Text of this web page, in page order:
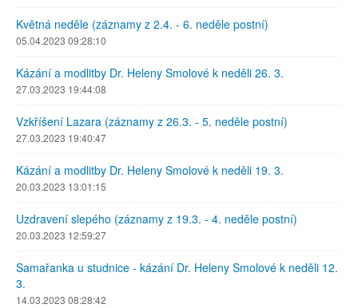
Květná neděle (záznamy z 2.4. - 6. neděle postní)
05.04.2023 09:28:10
Kázání a modlitby Dr. Heleny Smolové k neděli 26. 3.
27.03.2023 19:44:08
Vzkříšení Lazara (záznamy z 26.3. - 5. neděle postní)
27.03.2023 19:40:47
Kázání a modlitby Dr. Heleny Smolové k neděli 19. 3.
20.03.2023 13:01:15
Uzdravení slepého (záznamy z 19.3. - 4. neděle postní)
20.03.2023 12:59:27
Samařanka u studnice - kázání Dr. Heleny Smolové k neděli 12.
3.
14.03.2023 08:28:42